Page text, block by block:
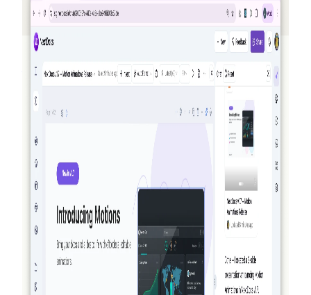
NextDocs v1.10
誰かがサインアップするたびにあなたとその友達の両
方にクレジットが付与される新しい紹介プログラム
— 月間最大50ドル。公開の Offers ページ、Pro+ およ
び Ultra 向けのプレミアムモデル、そして AI Memory
の振り返りも追加。
真のエージェント性を持つ NextDocs：文書
とプレゼンテーションを作成・検証・洗練す
る方法
NextDocs はもはや単に生成して最善を願うだけでは
ありません。v1.8 では、AI が文書を作成し、作成物
を視覚的に確認し、結果をあなたが確認する前に洗練
します。これを実現できるほかの AI 文書・プレゼン